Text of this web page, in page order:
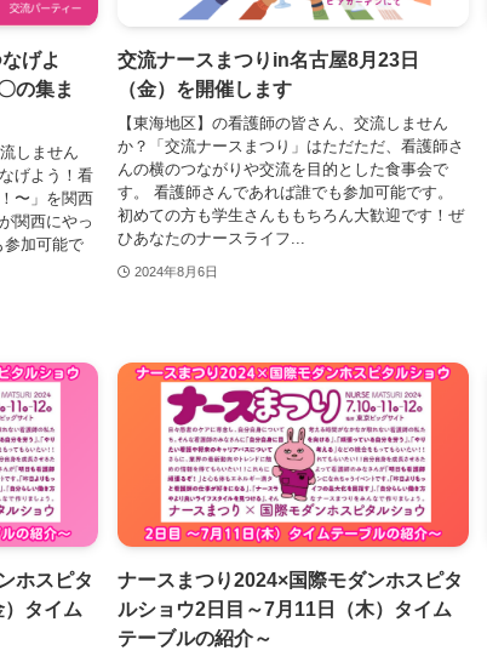
げよ
の集ま
しません
げよう！看
〜」を関西
関西にやっ
参加可能で
交流ナースまつりin名古屋8月23日
（金）を開催します
【東海地区】の看護師の皆さん、交流しません
か？「交流ナースまつり」はただただ、看護師さ
んの横のつながりや交流を目的とした食事会で
す。 看護師さんであれば誰でも参加可能です。
初めての方も学生さんももちろん大歓迎です！ぜ
ひあなたのナースライフ...
2024年8月6日
ホスピタ
タイム
ナースまつり2024×国際モダンホスピタ
ルショウ2日目～7月11日（木）タイム
テーブルの紹介～